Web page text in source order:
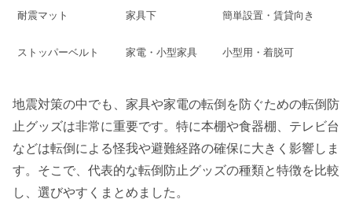
耐震マット 家具下 簡単設置・賃貸向き
ストッパーベルト 家電・小型家具 小型用・着脱可
地震対策の中でも、家具や家電の転倒を防ぐための転倒防
止グッズは非常に重要です。特に本棚や食器棚、テレビ台
などは転倒による怪我や避難経路の確保に大きく影響しま
す。そこで、代表的な転倒防止グッズの種類と特徴を比較
し、選びやすくまとめました。